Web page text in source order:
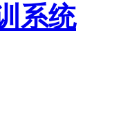
系统